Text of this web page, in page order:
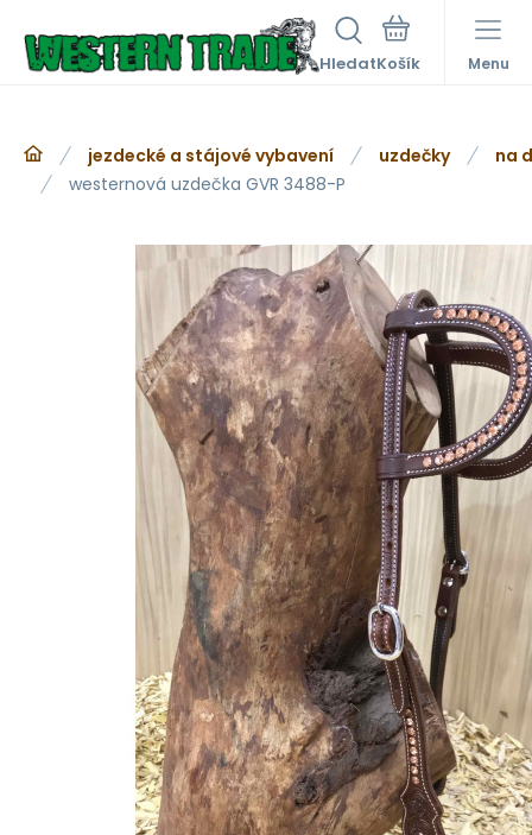
Hledat Menu
jezdecké a stájové vybavení uzdečky
na
westernová uzdečka GVR 3488-P